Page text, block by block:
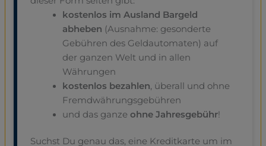
kostenlos im Ausland Bargeld
abheben (Ausnahme: gesonderte
Gebühren des Geldautomaten) auf
der ganzen Welt und in allen
Währungen
kostenlos bezahlen, überall und ohne
Fremdwährungsgebühren
und das ganzeohne Jahresgebühr!
Suchst Du genau das, eine Kreditkarte um im